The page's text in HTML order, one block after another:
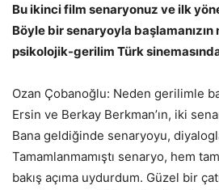
Bu ikinci film senaryonuz ve ilk
Böyle bir senaryoyla
psikolojik-gerilim Türk
Ozan Çobanoğlu: Neden gerilimle
Ersin ve Berkay Berkman’ın, iki
Bana geldiğinde senaryoyu,
Tamamlanmamıştı senaryo, hem
bakış açıma uydurdum. Güzel bir